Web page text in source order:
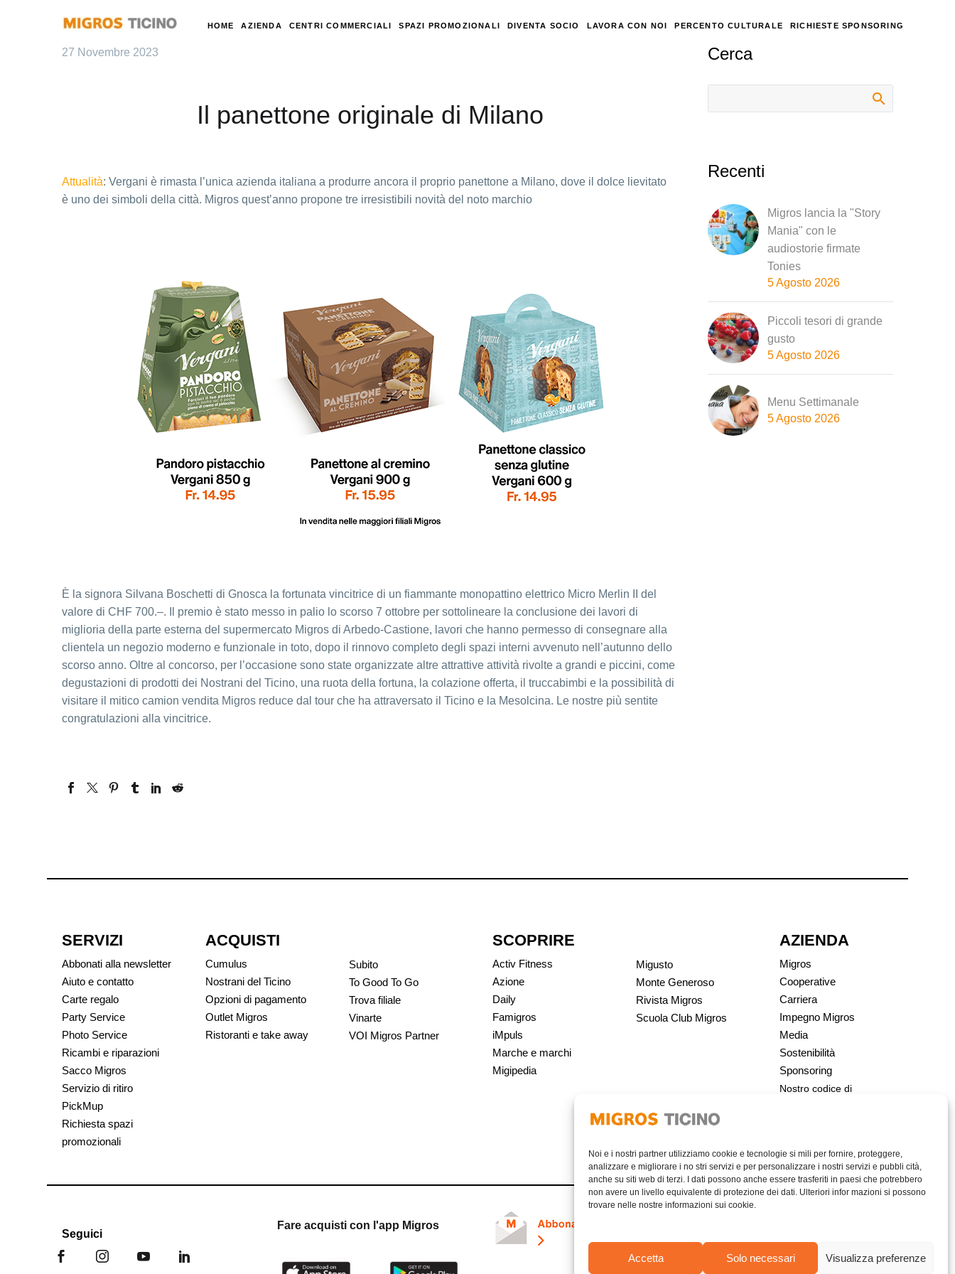
Noi e i nostri partner utilizziamo cookie e tecnologie si mili per fornire, proteggere,
analizzare e migliorare i no stri servizi e per personalizzare i nostri servizi e pubbli cità,
anche su siti web di terzi. I dati possono anche essere trasferiti in paesi che potrebbero
non avere un livello equivalente di protezione dei dati. Ulteriori infor mazioni si possono
trovare nelle nostre informazioni sui cookie.
Accetta Solo necessari Visualizza preferenze
HOME AZIENDA CENTRI COMMERCIALI SPAZI PROMOZIONALI DIVENTA SOCIO LAVORA CON NOI PERCENTO CULTURALE RICHIESTE SPONSORING
27 Novembre 2023
Il panettone originale di Milano
Attualità: Vergani è rimasta l’unica azienda italiana a produrre ancora il proprio panettone a Milano, dove il dolce lievitato
è uno dei simboli della città. Migros quest’anno propone tre irresistibili novità del noto marchio
È la signora Silvana Boschetti di Gnosca la fortunata vincitrice di un fiammante monopattino elettrico Micro Merlin II del
valore di CHF 700.–. Il premio è stato messo in palio lo scorso 7 ottobre per sottolineare la conclusione dei lavori di
miglioria della parte esterna del supermercato Migros di Arbedo-Castione, lavori che hanno permesso di consegnare alla
clientela un negozio moderno e funzionale in toto, dopo il rinnovo completo degli spazi interni avvenuto nell’autunno dello
scorso anno. Oltre al concorso, per l’occasione sono state organizzate altre attrattive attività rivolte a grandi e piccini, come
degustazioni di prodotti dei Nostrani del Ticino, una ruota della fortuna, la colazione offerta, il truccabimbi e la possibilità di
visitare il mitico camion vendita Migros reduce dal tour che ha attraversato il Ticino e la Mesolcina. Le nostre più sentite
congratulazioni alla vincitrice.
Cerca
Recenti
Migros lancia la "Story
Mania" con le
audiostorie firmate
Tonies
5 Agosto 2026
Piccoli tesori di grande
gusto
5 Agosto 2026
Menu Settimanale
5 Agosto 2026
SERVIZI
Abbonati alla newsletter
Aiuto e contatto
Carte regalo
Party Service
Photo Service
Ricambi e riparazioni
Sacco Migros
Servizio di ritiro
PickMup
Richiesta spazi
promozionali
ACQUISTI
Cumulus
Nostrani del Ticino
Opzioni di pagamento
Outlet Migros
Ristoranti e take away
Subito
To Good To Go
Trova filiale
Vinarte
VOI Migros Partner
SCOPRIRE
Activ Fitness
Azione
Daily
Famigros
iMpuls
Marche e marchi
Migipedia
Migusto
Monte Generoso
Rivista Migros
Scuola Club Migros
AZIENDA
Migros
Cooperative
Carriera
Impegno Migros
Media
Sostenibilità
Sponsoring
Nostro codice di
Seguici
Fare acquisti con l'app Migros